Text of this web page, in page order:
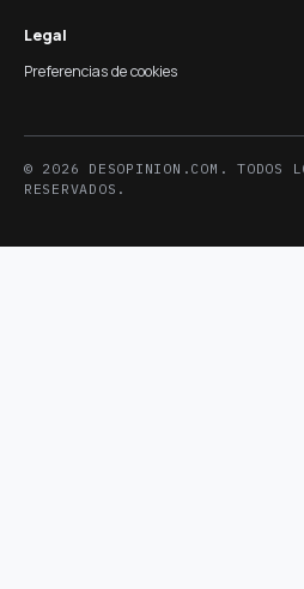
Legal
Preferencias de cookies
© 2026 DESOPINION.COM. TODOS
RESERVADOS.